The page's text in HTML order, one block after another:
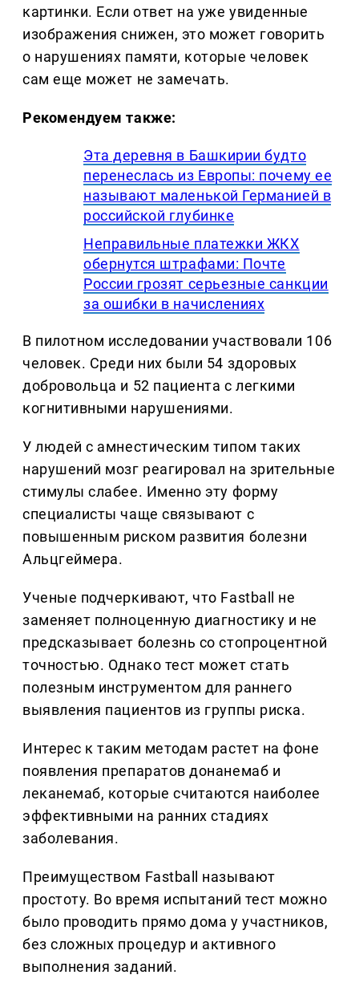
картинки. Если ответ на уже увиденные
изображения снижен, это может говорить
о нарушениях памяти, которые человек
сам еще может не замечать.
Рекомендуем также:
Эта деревня в Башкирии будто
перенеслась из Европы: почему ее
называют маленькой Германией в
российской глубинке
Неправильные платежки ЖКХ
обернутся штрафами: Почте
России грозят серьезные санкции
за ошибки в начислениях
В пилотном исследовании участвовали 106
человек. Среди них были 54 здоровых
добровольца и 52 пациента с легкими
когнитивными нарушениями.
У людей с амнестическим типом таких
нарушений мозг реагировал на зрительные
стимулы слабее. Именно эту форму
специалисты чаще связывают с
повышенным риском развития болезни
Альцгеймера.
Ученые подчеркивают, что Fastball не
заменяет полноценную диагностику и не
предсказывает болезнь со стопроцентной
точностью. Однако тест может стать
полезным инструментом для раннего
выявления пациентов из группы риска.
Интерес к таким методам растет на фоне
появления препаратов донанемаб и
леканемаб, которые считаются наиболее
эффективными на ранних стадиях
заболевания.
Преимуществом Fastball называют
простоту. Во время испытаний тест можно
было проводить прямо дома у участников,
без сложных процедур и активного
выполнения заданий.